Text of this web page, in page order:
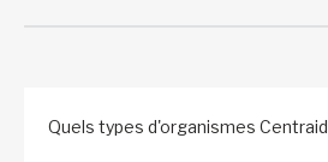
Quels types d'organismes